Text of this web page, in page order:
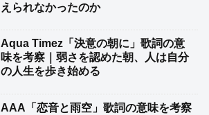
えられなかったのか
Aqua Timez「決意の朝に」歌詞の意
味を考察｜弱さを認めた朝、人は自分
の人生を歩き始める
AAA「恋音と雨空」歌詞の意味を考察